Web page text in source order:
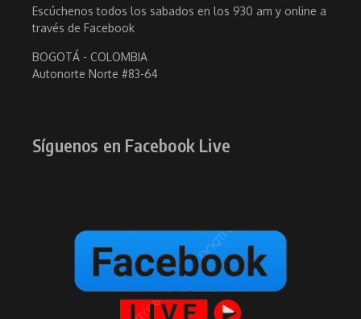
Escúchenos todos los sabados en los 930 am y online a
través de Facebook
BOGOTÁ - COLOMBIA
Autonorte Norte #83-64
Síguenos en Facebook Live